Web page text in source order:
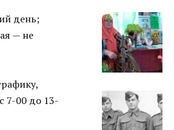
день;
— не
7-00 до 13-